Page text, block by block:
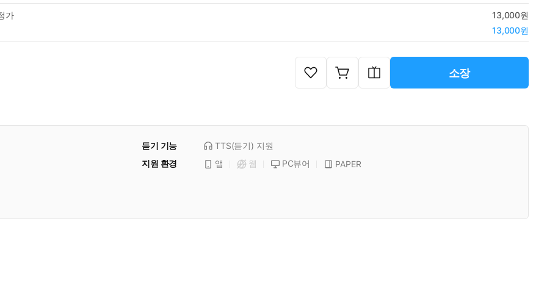
가
13,000원
13,000원
소장
듣기 기능 TTS(듣기) 지원
지원 환경
앱 웹 PC뷰어 PAPER